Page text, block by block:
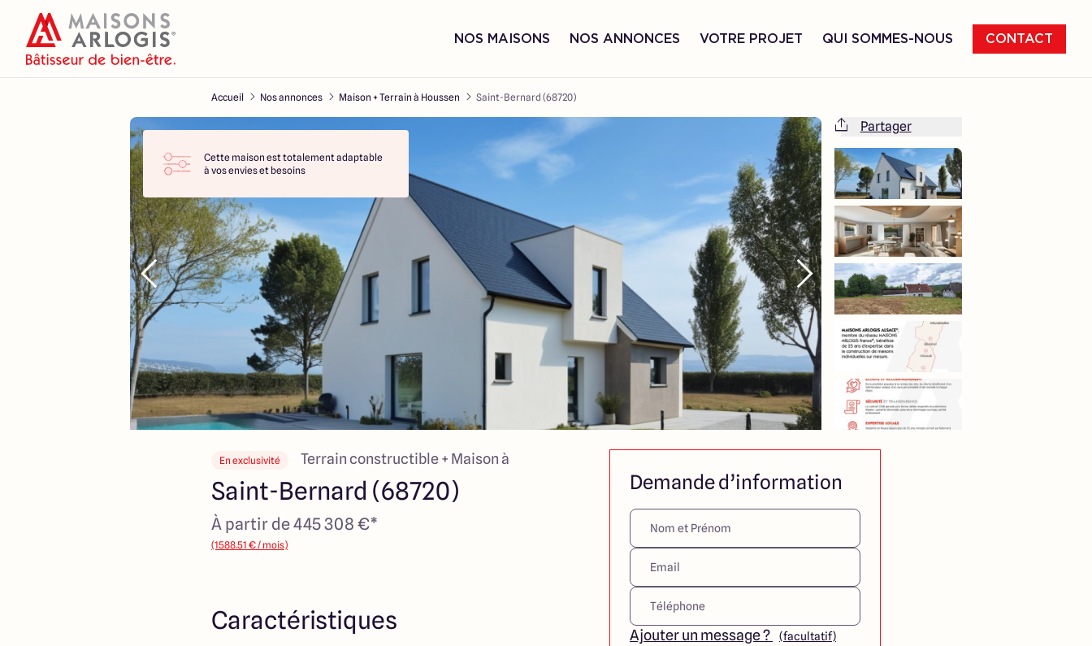
NOS MAISONS NOS ANNONCES VOTRE PROJET QUI SOMMES-NOUS CONTACT
Accueil Nos annonces Maison + Terrain à Houssen Saint-Bernard (68720)
Cette maison est totalement adaptable
à vos envies et besoins
Cette maison est totalement adaptable
à vos envies et besoins
Partager
En exclusivité Terrain constructible + Maison à
Saint-Bernard (68720)
À partir de 445 308 €*
(1588.51 € / mois)
Caractéristiques
Demande d’information
Ajouter un message ?
(facultatif)